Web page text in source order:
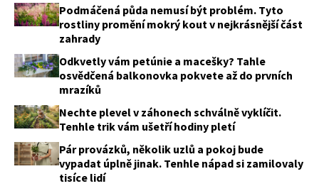
Podmáčená půda nemusí být problém. Tyto
rostliny promění mokrý kout v nejkrásnější část
zahrady
Odkvetly vám petúnie a macešky? Tahle
osvědčená balkonovka pokvete až do prvních
mrazíků
Nechte plevel v záhonech schválně vyklíčit.
Tenhle trik vám ušetří hodiny pletí
Pár provázků, několik uzlů a pokoj bude
vypadat úplně jinak. Tenhle nápad si zamilovaly
tisíce lidí